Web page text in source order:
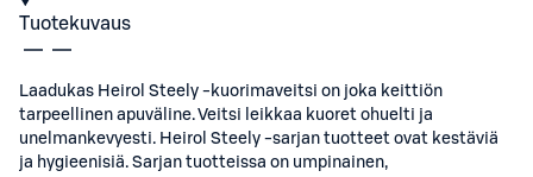
Tuotekuvaus
Laadukas Heirol Steely -kuorimaveitsi on joka keittiön
tarpeellinen apuväline. Veitsi leikkaa kuoret ohuelti ja
unelmankevyesti. Heirol Steely -sarjan tuotteet ovat kestäviä
ja hygieenisiä. Sarjan tuotteissa on umpinainen,